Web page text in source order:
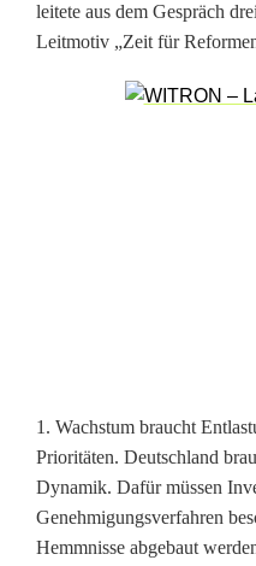
leitete aus dem Gespräch
Leitmotiv „Zeit für
1. Wachstum braucht
Prioritäten. Deutschland
Dynamik. Dafür müssen
Genehmigungsverfahren
Hemmnisse abgebaut